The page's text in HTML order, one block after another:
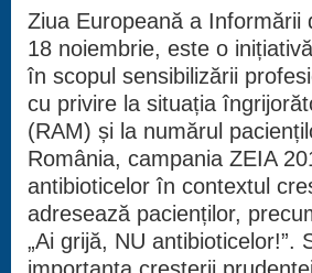
Ziua Europeană a Informării
18 noiembrie, este o
în scopul sensibilizării
cu privire la situația
(RAM) și la numărul
România, campania ZEIA
antibioticelor în contextul
adresează pacienților,
„Ai grijă, NU antibioticelor!”.
importanța creșterii